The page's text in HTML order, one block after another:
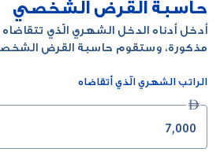
حاسبة القرض الشخصي
أدخل أدناه الدخل الشهري الّذي
مذكورة، وستقوم حاسبة القرض
الراتب الشهري الّذي أتقاضاه
